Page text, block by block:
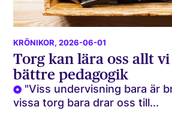
KRÖNIKOR, 2026-06-01
Torg kan lära oss allt
bättre pedagogik
"Viss undervisning bara är
vissa torg bara drar oss till...